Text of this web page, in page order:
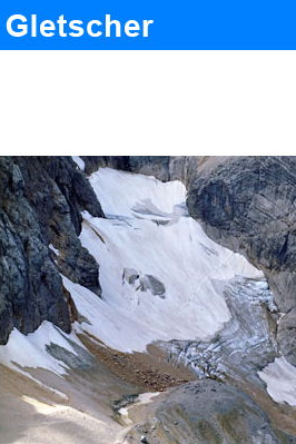
der Zugspitze am 11.09. 2005 (Foto: